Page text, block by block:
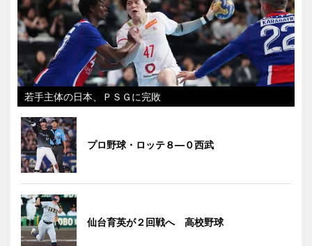
若手主体の日本、ＰＳＧに完敗
プロ野球・ロッテ８―０西武
仙台育英が２回戦へ 高校野球